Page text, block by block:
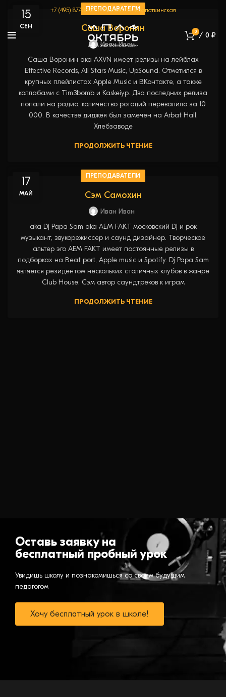
+7 (495) 877-36-07 г. Москва, м. Кропоткинская
0 / 0 ₽
15
СЕН
ПРЕПОДАВАТЕЛИ
Саша Воронин
Иван Иван
Саша Воронин ака AXVN имеет релизы на лейблах
Effective Records, All Stars Music, UpSound. Отметился в
крупных плейлистах Apple Music и ВКонтакте, а также
коллабами с Tim3bomb и Kaskeiyp. Два последних релиза
попали на радио, количество ротаций перевалило за 10
000. В качестве диджея был замечен на Arbat Hall,
Хлебзаводе
ПРОДОЛЖИТЬ ЧТЕНИЕ
17
МАЙ
ПРЕПОДАВАТЕЛИ
Сэм Самохин
Иван Иван
aka Dj Papa Sam aka AEM FAKT московский Dj и рок
музыкант, звукорежиссер и саунд дизайнер. Творческое
альтер эго AEM FAKT имеет постоянные релизы в
подборках на Beat port, Apple music и Spotify. Dj Papa Sam
является резидентом нескольких столичных клубов в жанре
Club House. Сэм автор саундтреков к играм
ПРОДОЛЖИТЬ ЧТЕНИЕ
Оставь заявку на
бесплатный пробный урок
Увидишь школу и познакомишься со своим будущим
педагогом
Хочу бесплатный урок в школе!